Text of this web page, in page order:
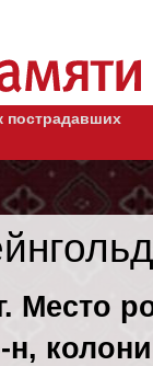
пострадавших
Место